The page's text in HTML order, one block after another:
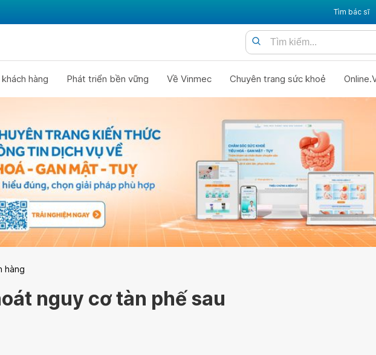
Tìm bác sĩ
hàng Phát triển bền vững Về Vinmec Chuyên trang sức khoẻ
hàng
nguy cơ tàn phế sau